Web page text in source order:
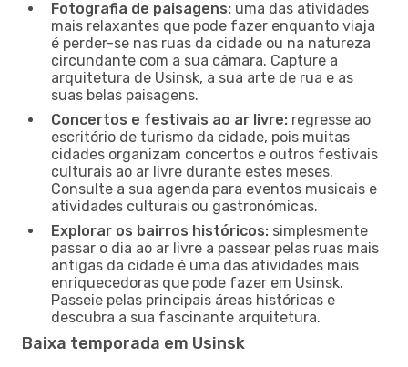
Fotografia de paisagens: uma das atividades
mais relaxantes que pode fazer enquanto viaja
é perder-se nas ruas da cidade ou na natureza
circundante com a sua câmara. Capture a
arquitetura de Usinsk, a sua arte de rua e as
suas belas paisagens.
Concertos e festivais ao ar livre: regresse ao
escritório de turismo da cidade, pois muitas
cidades organizam concertos e outros festivais
culturais ao ar livre durante estes meses.
Consulte a sua agenda para eventos musicais e
atividades culturais ou gastronómicas.
Explorar os bairros históricos: simplesmente
passar o dia ao ar livre a passear pelas ruas mais
antigas da cidade é uma das atividades mais
enriquecedoras que pode fazer em Usinsk.
Passeie pelas principais áreas históricas e
descubra a sua fascinante arquitetura.
Baixa temporada em Usinsk